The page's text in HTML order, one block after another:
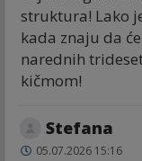
struktura! Lako
kada znaju da
narednih
kičmom!
Stefana
05.07.2026 15:16